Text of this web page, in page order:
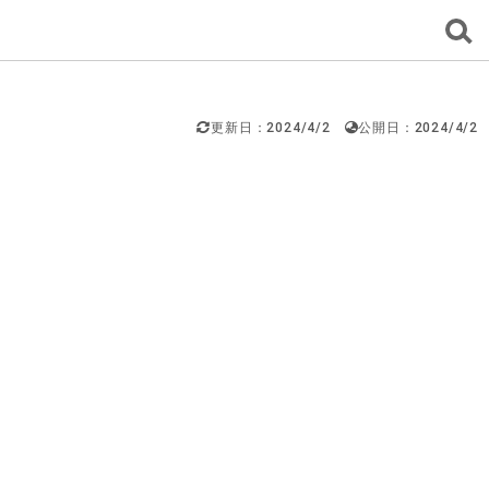
更新日：2024/4/2 公開日：2024/4/2